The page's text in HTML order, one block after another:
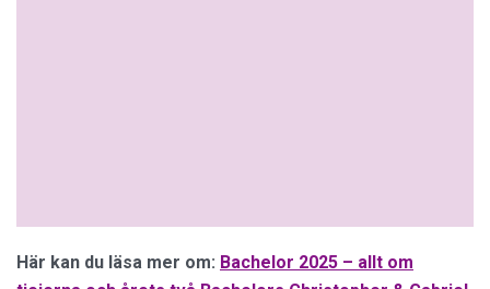
Här kan du läsa mer om: Bachelor 2025 – allt om